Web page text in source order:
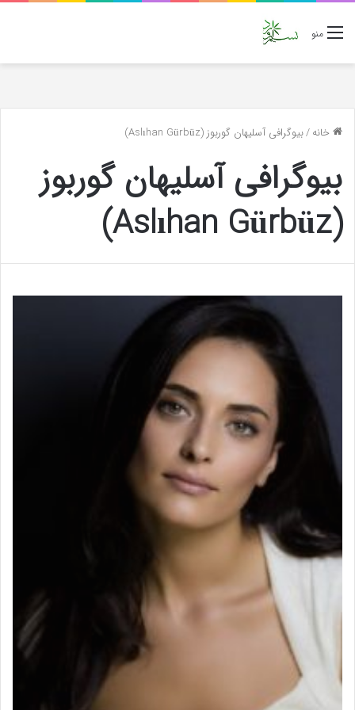
منو
خانه/بیوگرافی آسلیهان گوربوز (Aslıhan Gürbüz)
بیوگرافی آسلیهان گوربوز
(Aslıhan Gürbüz)